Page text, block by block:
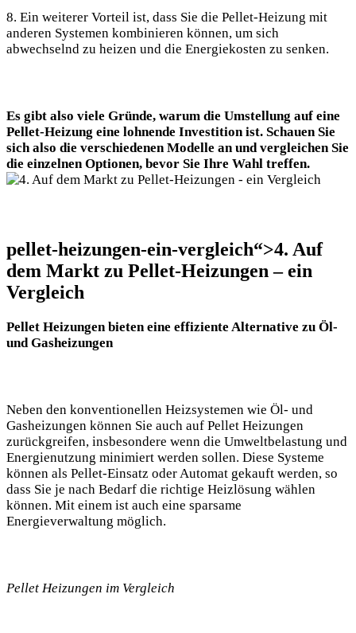
8. Ein weiterer Vorteil ist, dass Sie die Pellet-Heizung mit
anderen Systemen kombinieren können, um sich
abwechselnd zu heizen und die Energiekosten zu senken.
Es gibt also viele Gründe, warum die Umstellung auf eine
Pellet-Heizung eine lohnende Investition ist. Schauen Sie
sich also die verschiedenen Modelle an und vergleichen Sie
die einzelnen Optionen, bevor Sie Ihre Wahl treffen.
pellet-heizungen-ein-vergleich“>4. Auf
dem Markt zu Pellet-Heizungen – ein
Vergleich
Pellet Heizungen bieten eine effiziente Alternative zu Öl-
und Gasheizungen
Neben den konventionellen Heizsystemen wie Öl- und
Gasheizungen können Sie auch auf Pellet Heizungen
zurückgreifen, insbesondere wenn die Umweltbelastung und
Energienutzung minimiert werden sollen. Diese Systeme
können als Pellet-Einsatz oder Automat gekauft werden, so
dass Sie je nach Bedarf die richtige Heizlösung wählen
können. Mit einem ist auch eine sparsame
Energieverwaltung möglich.
Pellet Heizungen im Vergleich